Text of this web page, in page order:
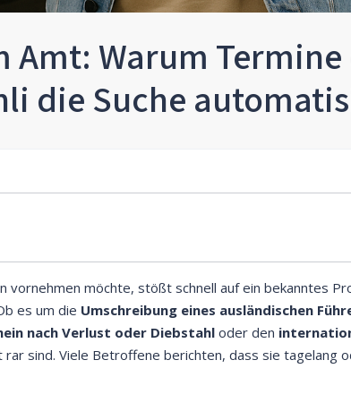
Amt: Warum
die Suche
möchte, stößt schnell auf ein bekanntes
es um die Umschreibung eines ausländischen
nach Verlust oder Diebstahloder den
sind. Viele Betroffene berichten, dass sie tagelang